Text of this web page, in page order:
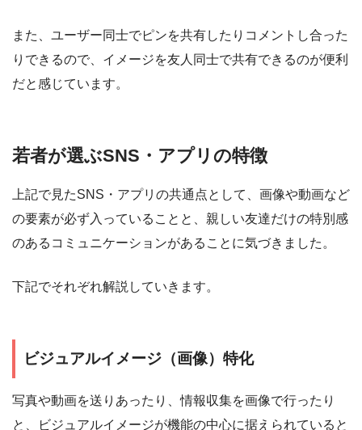
また、ユーザー同士でピンを共有したりコメントし合った
りできるので、イメージを友人同士で共有できるのが便利
だと感じています。
若者が選ぶSNS・アプリの特徴
上記で見たSNS・アプリの共通点として、画像や動画など
の要素が必ず入っていることと、親しい友達だけの特別感
のあるコミュニケーションがあることに気づきました。
下記でそれぞれ解説していきます。
ビジュアルイメージ（画像）特化
写真や動画を送りあったり、情報収集を画像で行ったり
と、ビジュアルイメージが機能の中心に据えられていると